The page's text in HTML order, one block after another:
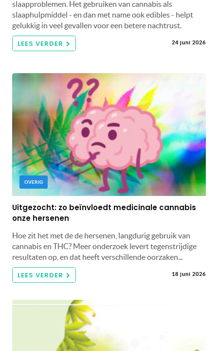
slaapproblemen. Het gebruiken van cannabis als
slaaphulpmiddel - en dan met name ook edibles - helpt
gelukkig in veel gevallen voor een betere nachtrust.
LEES VERDER 24 juni 2026
OVERIG
Uitgezocht: zo beïnvloedt medicinale cannabis
onze hersenen
Hoe zit het met de de hersenen, langdurig gebruik van
cannabis en THC? Meer onderzoek levert tegenstrijdige
resultaten op, en dat heeft verschillende oorzaken...
LEES VERDER 18 juni 2026